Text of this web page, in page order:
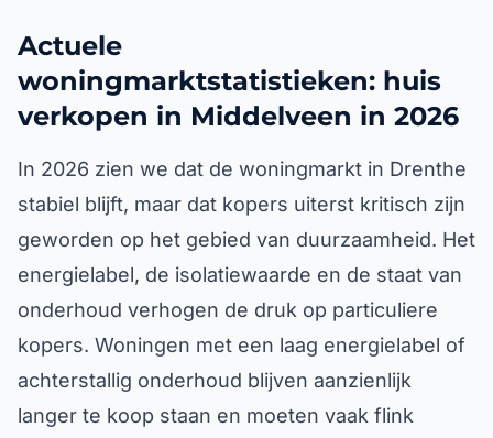
Actuele
woningmarktstatistieken: huis
verkopen in Middelveen in 2026
In 2026 zien we dat de woningmarkt in Drenthe
stabiel blijft, maar dat kopers uiterst kritisch zijn
geworden op het gebied van duurzaamheid. Het
energielabel, de isolatiewaarde en de staat van
onderhoud verhogen de druk op particuliere
kopers. Woningen met een laag energielabel of
achterstallig onderhoud blijven aanzienlijk
langer te koop staan en moeten vaak flink